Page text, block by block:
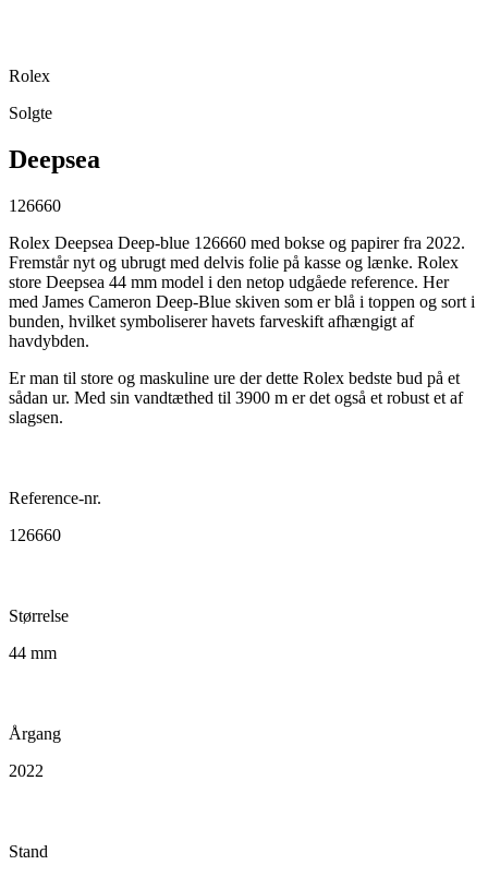
Rolex
Solgte
Deepsea
126660
Rolex Deepsea Deep-blue 126660 med bokse og papirer fra 2022.
Fremstår nyt og ubrugt med delvis folie på kasse og lænke. Rolex
store Deepsea 44 mm model i den netop udgåede reference. Her
med James Cameron Deep-Blue skiven som er blå i toppen og sort i
bunden, hvilket symboliserer havets farveskift afhængigt af
havdybden.
Er man til store og maskuline ure der dette Rolex bedste bud på et
sådan ur. Med sin vandtæthed til 3900 m er det også et robust et af
slagsen.
Reference-nr.
126660
Størrelse
44 mm
Årgang
2022
Stand